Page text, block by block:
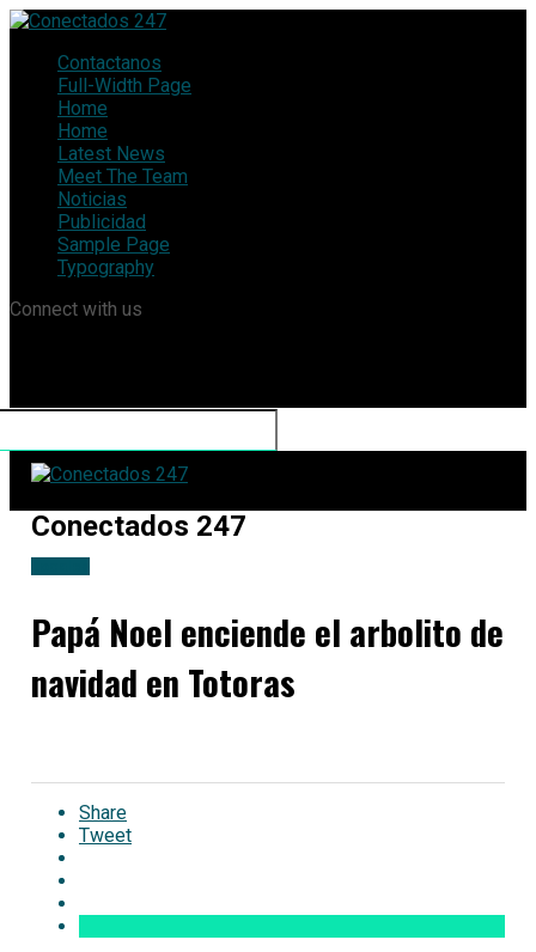
Contactanos
Full-Width Page
Home
Home
Latest News
Meet The Team
Noticias
Publicidad
Sample Page
Typography
Connect with us
Conectados 247
Papá Noel enciende el arbolito de
navidad en Totoras
Share
Tweet